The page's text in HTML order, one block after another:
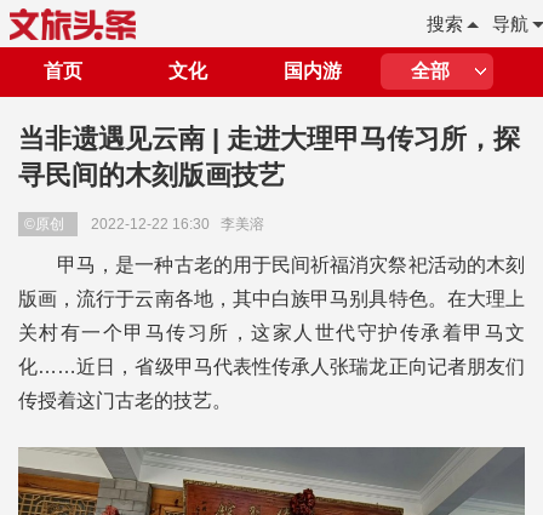
导航
搜索
首页 文化 国内游 全部
当非遗遇见云南 | 走进大理甲马传习所，探
寻民间的木刻版画技艺
©原创 2022-12-22 16:30 李美溶
甲马，是一种古老的用于民间祈福消灾祭祀活动的木刻
版画，流行于云南各地，其中白族甲马别具特色。在大理上
关村有一个甲马传习所，这家人世代守护传承着甲马文
化……近日，省级甲马代表性传承人张瑞龙正向记者朋友们
传授着这门古老的技艺。